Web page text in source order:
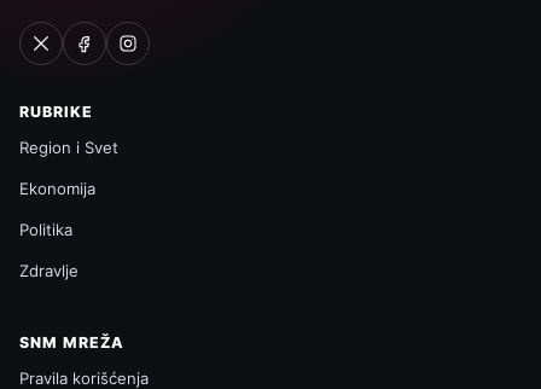
RUBRIKE
Region i Svet
Ekonomija
Politika
Zdravlje
SNM MREŽA
Pravila korišćenja